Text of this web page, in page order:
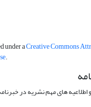
under aCreative Commons
.
اطلاعیه های مهم نشریه در